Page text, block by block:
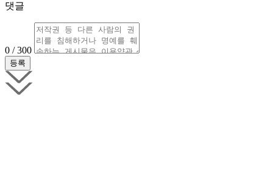
댓글
0 / 300